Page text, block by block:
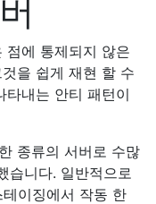
점에 통제되지 않은
을 쉽게 재현 할 수
타내는 안티 패턴이
종류의 서버로 수많
습니다. 일반적으로
이징에서 작동 한